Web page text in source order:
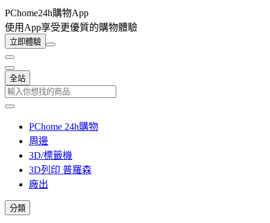
PChome24h購物App
使用App享受更優質的購物體驗
立即體驗
全站
PChome 24h購物
周邊
3D/標籤機
3D列印 普羅森
廠出
分類